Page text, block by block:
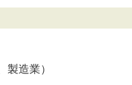
製造業）